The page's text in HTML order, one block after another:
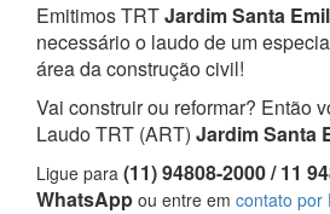
Emitimos TRTJardim Santa
necessário o laudo de um
área da construção civil!
Vai construir ou reformar? Então
Laudo TRT (ART) Jardim Santa
Ligue para (11) 94808-2000 / 11
WhatsApp ou entre em contato por